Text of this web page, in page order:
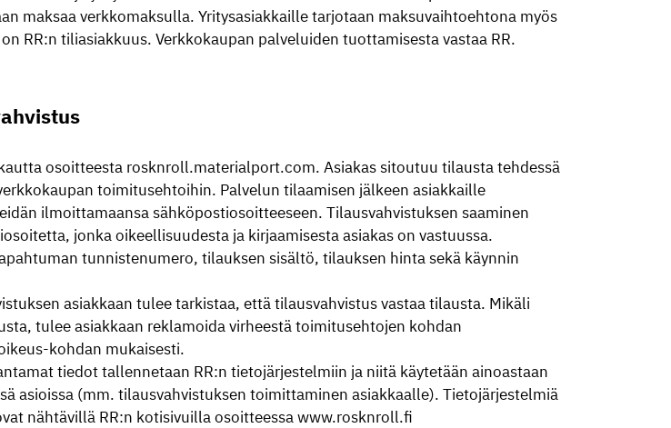
maksaa verkkomaksulla. Yritysasiakkaille tarjotaan maksuvaihtoehtona myös
RR:n tiliasiakkuus. Verkkokaupan palveluiden tuottamisesta vastaa RR.
osoitteesta rosknroll.materialport.com. Asiakas sitoutuu tilausta tehdessä
toimitusehtoihin. Palvelun tilaamisen jälkeen asiakkaille
ilmoittamaansa sähköpostiosoitteeseen. Tilausvahvistuksen saaminen
jonka oikeellisuudesta ja kirjaamisesta asiakas on vastuussa.
tunnistenumero, tilauksen sisältö, tilauksen hinta sekä käynnin
asiakkaan tulee tarkistaa, että tilausvahvistus vastaa tilausta. Mikäli
tulee asiakkaan reklamoida virheestä toimitusehtojen kohdan
kohdan mukaisesti.
tiedot tallennetaan RR:n tietojärjestelmiin ja niitä käytetään ainoastaan
asioissa (mm. tilausvahvistuksen toimittaminen asiakkaalle). Tietojärjestelmiä
nähtävillä RR:n kotisivuilla osoitteessa www.rosknroll.fi